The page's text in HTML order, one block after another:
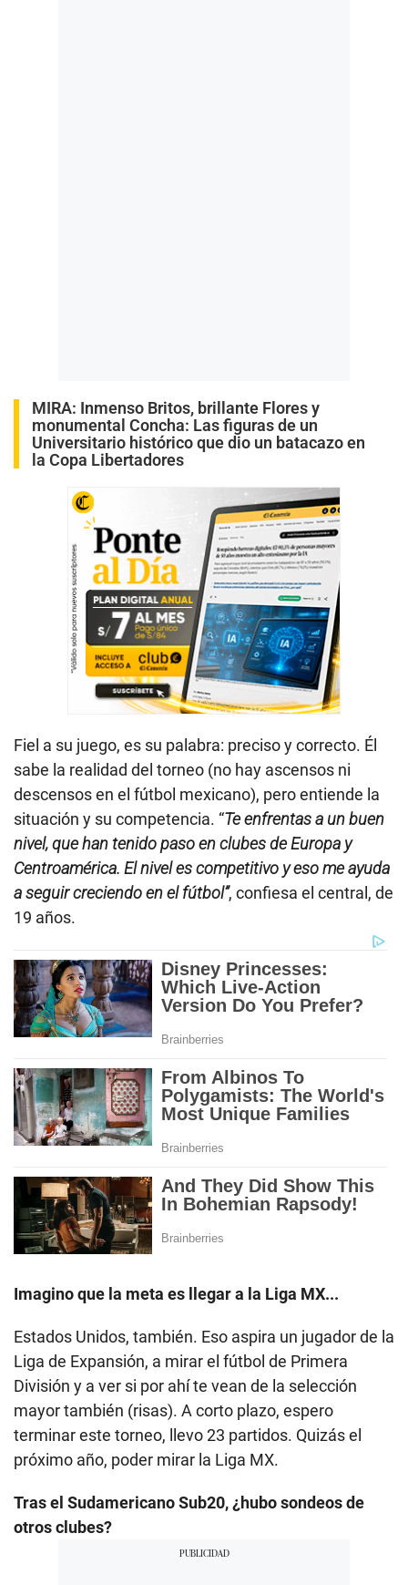
MIRA: Inmenso Britos, brillante Flores y
monumental Concha: Las figuras de un
Universitario histórico que dio un batacazo en
la Copa Libertadores
Fiel a su juego, es su palabra: preciso y correcto. Él
sabe la realidad del torneo (no hay ascensos ni
descensos en el fútbol mexicano), pero entiende la
situación y su competencia. “Te enfrentas a un buen
nivel, que han tenido paso en clubes de Europa y
Centroamérica. El nivel es competitivo y eso me ayuda
a seguir creciendo en el fútbol”, confiesa el central, de
19 años.
Imagino que la meta es llegar a la Liga MX...
Estados Unidos, también. Eso aspira un jugador de la
Liga de Expansión, a mirar el fútbol de Primera
División y a ver si por ahí te vean de la selección
mayor también (risas). A corto plazo, espero
terminar este torneo, llevo 23 partidos. Quizás el
próximo año, poder mirar la Liga MX.
Tras el Sudamericano Sub20, ¿hubo sondeos de
otros clubes?